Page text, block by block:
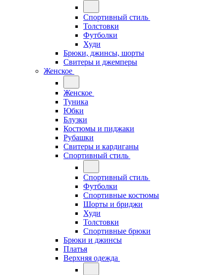
Спортивный стиль
Толстовки
Футболки
Худи
Брюки, джинсы, шорты
Свитеры и джемперы
Женское
Женское
Туника
Юбки
Блузки
Костюмы и пиджаки
Рубашки
Свитеры и кардиганы
Спортивный стиль
Спортивный стиль
Футболки
Спортивные костюмы
Шорты и бриджи
Худи
Толстовки
Спортивные брюки
Брюки и джинсы
Платья
Верхняя одежда